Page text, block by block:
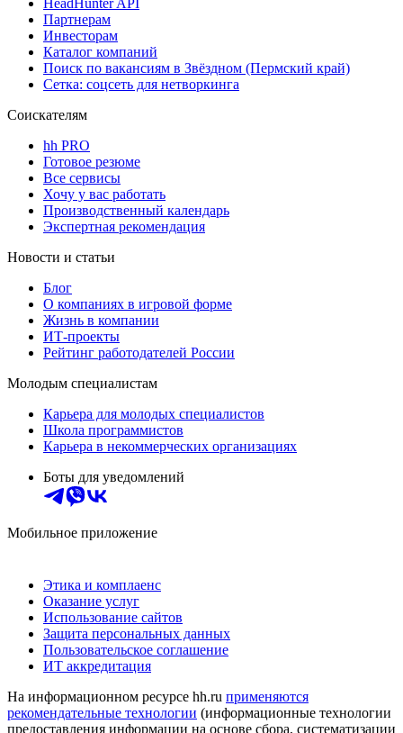
HeadHunter API
Партнерам
Инвесторам
Каталог компаний
Поиск по вакансиям в Звёздном (Пермский край)
Сетка: соцсеть для нетворкинга
Соискателям
hh PRO
Готовое резюме
Все сервисы
Хочу у вас работать
Производственный календарь
Экспертная рекомендация
Новости и статьи
Блог
О компаниях в игровой форме
Жизнь в компании
ИТ-проекты
Рейтинг работодателей России
Молодым специалистам
Карьера для молодых специалистов
Школа программистов
Карьера в некоммерческих организациях
Боты для уведомлений
Мобильное приложение
Этика и комплаенс
Оказание услуг
Использование сайтов
Защита персональных данных
Пользовательское соглашение
ИТ аккредитация
На информационном ресурсе hh.ru применяются
рекомендательные технологии (информационные технологии
предоставления информации на основе сбора, систематизации